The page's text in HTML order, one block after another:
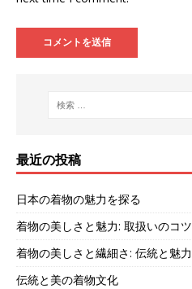
最近の投稿
日本の着物の魅力を探る
着物の美しさと魅力: 取扱いのコツ
着物の美しさと繊細さ: 伝統と魅力
伝統と美の着物文化